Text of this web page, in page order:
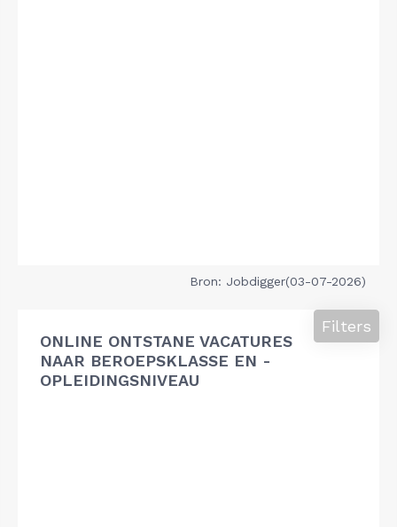
Bron: Jobdigger(03-07-2026)
ONLINE ONTSTANE VACATURES
NAAR BEROEPSKLASSE EN -
OPLEIDINGSNIVEAU
Filters